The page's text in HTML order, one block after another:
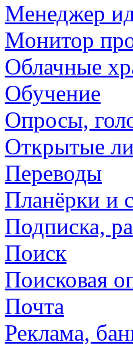
Менеджер
Монитор
Облачные
Обучение
Опросы,
Открытые
Переводы
Планёрки и
Подписка,
Поиск
Поисковая
Почта
Реклама,